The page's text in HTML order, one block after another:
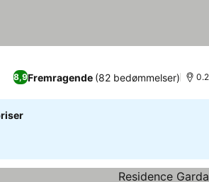
8,9Fremragende (82 bedømmelser)